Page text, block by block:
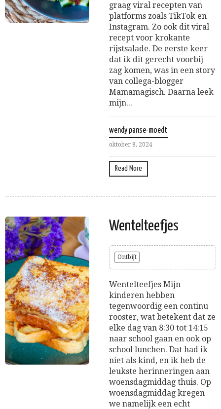
graag viral recepten van
platforms zoals TikTok en
Instagram. Zo ook dit viral
recept voor krokante
rijstsalade. De eerste keer
dat ik dit gerecht voorbij
zag komen, was in een story
van collega-blogger
Mamamagisch. Daarna leek
mijn...
wendy panse-moedt
oktober 8, 2024
Read More
Wentelteefjes
Ontbijt
Wentelteefjes Mijn
kinderen hebben
tegenwoordig een continu
rooster, wat betekent dat ze
elke dag van 8:30 tot 14:15
naar school gaan en ook op
school lunchen. Dat had ik
niet als kind, en ik heb de
leukste herinneringen aan
woensdagmiddag thuis. Op
woensdagmiddag kregen
we namelijk een echt